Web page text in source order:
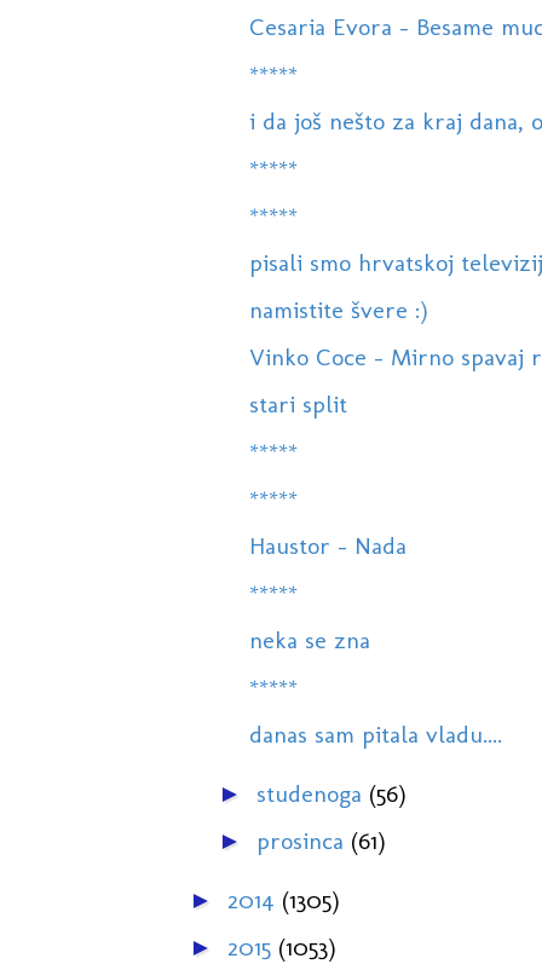
Cesaria Evora - Besame
*****
i da još nešto za kraj dana,
*****
*****
pisali smo hrvatskoj
namistite švere :)
Vinko Coce - Mirno spavaj
stari split
*****
*****
Haustor - Nada
*****
neka se zna
*****
danas sam pitala vladu....
► studenoga (56)
► prosinca (61)
► 2014 (1305)
► 2015 (1053)